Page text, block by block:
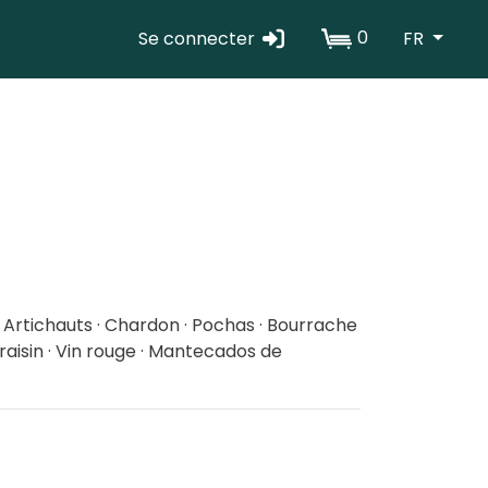
Erabiltzaile
Se connecter 0 FR
Artichauts · Chardon · Pochas · Bourrache
· Vin rouge · Mantecados de